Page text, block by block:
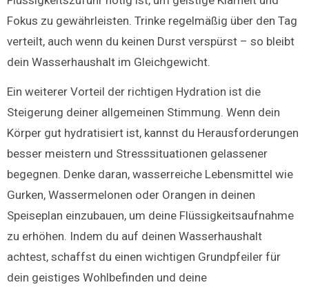
Fokus zu gewährleisten. Trinke regelmäßig über den Tag
verteilt, auch wenn du keinen Durst verspürst – so bleibt
dein Wasserhaushalt im Gleichgewicht.
Ein weiterer Vorteil der richtigen Hydration ist die
Steigerung deiner allgemeinen Stimmung. Wenn dein
Körper gut hydratisiert ist, kannst du Herausforderungen
besser meistern und Stresssituationen gelassener
begegnen. Denke daran, wasserreiche Lebensmittel wie
Gurken, Wassermelonen oder Orangen in deinen
Speiseplan einzubauen, um deine Flüssigkeitsaufnahme
zu erhöhen. Indem du auf deinen Wasserhaushalt
achtest, schaffst du einen wichtigen Grundpfeiler für
dein geistiges Wohlbefinden und deine